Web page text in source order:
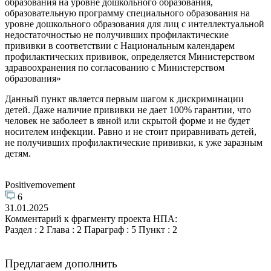
образовательную программу специального образования на
уровне дошкольного образования для лиц с интеллектуальной
недостаточностью не получивших профилактические
прививки в соответствии с Национальным календарем
профилактических прививок, определяется Министерством
здравоохранения по согласованию с Министерством
образования»
Данный пункт является первым шагом к дискриминации
детей. Даже наличие прививки не дает 100% гарантии, что
человек не заболеет в явной или скрытой форме и не будет
носителем инфекции. Равно и не стоит приравнивать детей,
не получивших профилактические прививки, к уже заразным
детям.
Positivemovement
6
31.01.2025
Комментарий к фрагменту проекта НПА:
Раздел : 2 Глава : 2 Параграф : 5 Пункт : 2
Предлагаем дополнить